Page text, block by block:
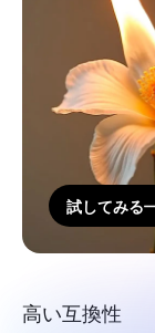
試してみる
高い互換性